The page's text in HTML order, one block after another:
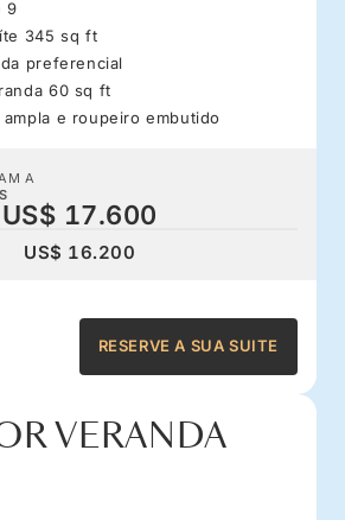
9
345 sq ft
preferencial
60 sq ft
ampla e roupeiro embutido
A
US$ 17.600
US$ 16.200
RESERVE A SUA SUITE
VERANDA